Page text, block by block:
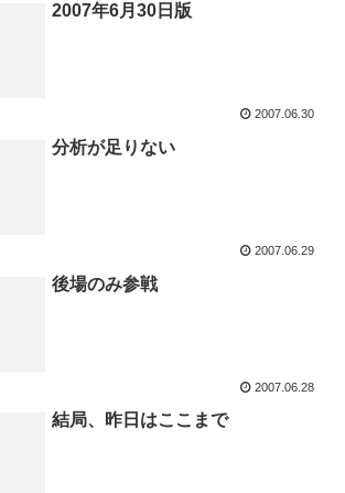
2007年6月30日版
2007.06.30
分析が足りない
2007.06.29
後場のみ参戦
2007.06.28
結局、昨日はここまで